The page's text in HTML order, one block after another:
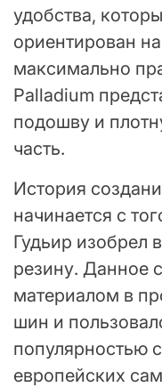
удобства,
ориентирован
максимально
Palladium
подошву и
часть.
История
начинается с
Гудьир изобрел
резину. Данное
материалом в
шин и
популярностью
европейских